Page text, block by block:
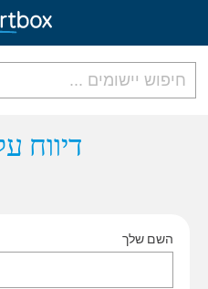
גריד
דיווח
השם שלך